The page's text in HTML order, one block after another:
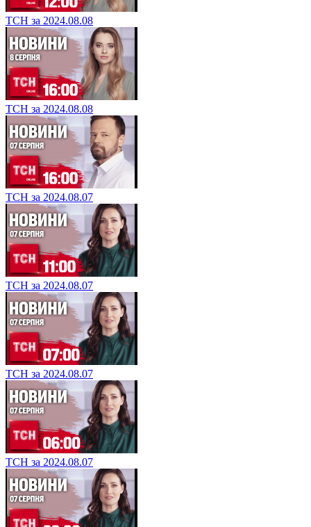
ТСН за 2024.08.08
ТСН за 2024.08.08
ТСН за 2024.08.07
ТСН за 2024.08.07
ТСН за 2024.08.07
ТСН за 2024.08.07